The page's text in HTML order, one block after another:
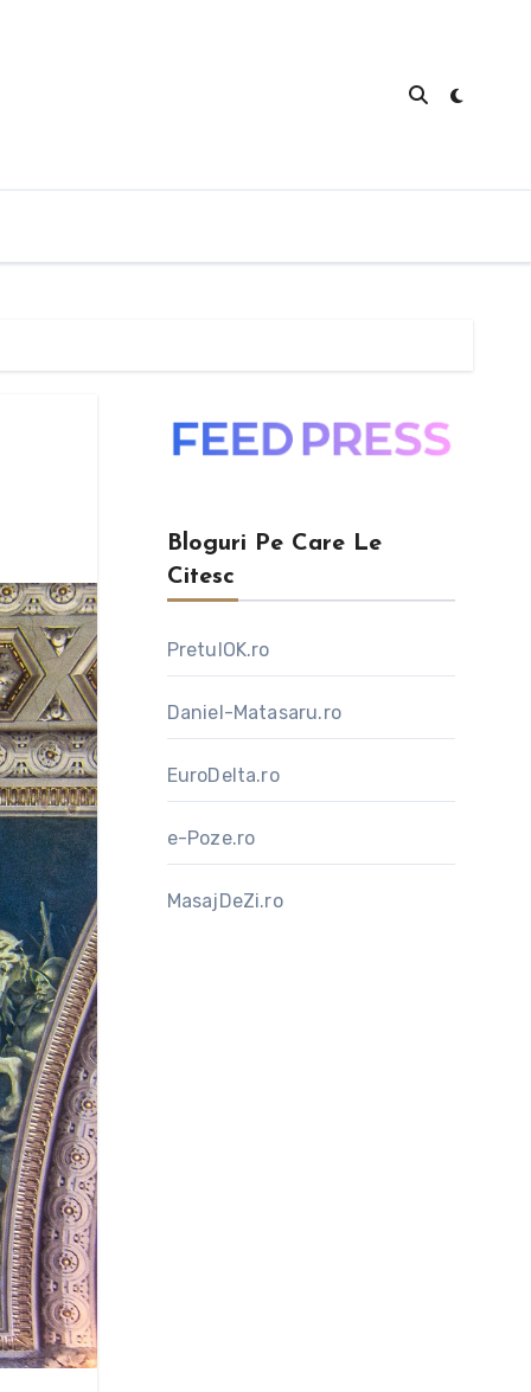
Bloguri Pe Care Le
Citesc
PretulOK.ro
Daniel-Matasaru.ro
EuroDelta.ro
e-Poze.ro
MasajDeZi.ro